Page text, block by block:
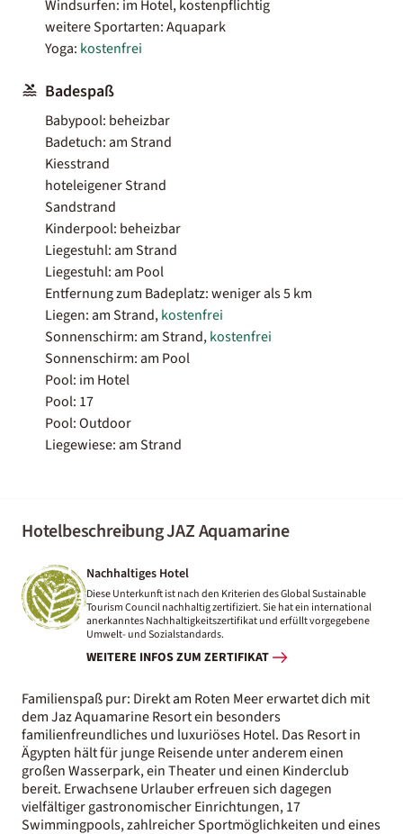
Windsurfen: im Hotel, kostenpflichtig
weitere Sportarten: Aquapark
Yoga: kostenfrei
Badespaß
Babypool: beheizbar
Badetuch: am Strand
Kiesstrand
hoteleigener Strand
Sandstrand
Kinderpool: beheizbar
Liegestuhl: am Strand
Liegestuhl: am Pool
Entfernung zum Badeplatz: weniger als 5 km
Liegen: am Strand,kostenfrei
Sonnenschirm: am Strand,kostenfrei
Sonnenschirm: am Pool
Pool: im Hotel
Pool: 17
Pool: Outdoor
Liegewiese: am Strand
Hotelbeschreibung JAZ Aquamarine
Nachhaltiges Hotel
Diese Unterkunft ist nach den Kriterien des Global Sustainable
Tourism Council nachhaltig zertifiziert. Sie hat ein international
anerkanntes Nachhaltigkeitszertifikat und erfüllt vorgegebene
Umwelt- und Sozialstandards.
WEITERE INFOS ZUM ZERTIFIKAT
Familienspaß pur: Direkt am Roten Meer erwartet dich mit
dem Jaz Aquamarine Resort ein besonders
familienfreundliches und luxuriöses Hotel. Das Resort in
Ägypten hält für junge Reisende unter anderem einen
großen Wasserpark, ein Theater und einen Kinderclub
bereit. Erwachsene Urlauber erfreuen sich dagegen
vielfältiger gastronomischer Einrichtungen, 17
Swimmingpools, zahlreicher Sportmöglichkeiten und eines